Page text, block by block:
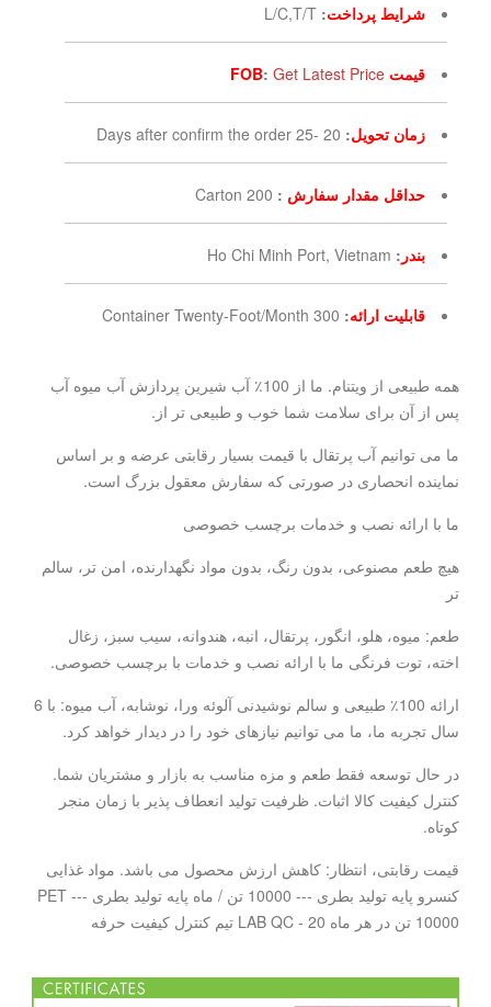
شرایط پرداخت:
L/C,T/T
قیمت FOB : Get Latest Price
زمان تحویل:
20 -25 Days after confirm the order
حداقل مقدار سفارش :
200 Carton
بندر :
Ho Chi Minh Port, Vietnam
قابلیت ارائه:
300 Container Twenty-Foot/Month
همه طبیعی از ویتنام. ما از 100٪ آب شیرین پردازش آب میوه آب
پس از آن برای سلامت شما خوب و طبیعی تر از.
ما می توانیم آب پرتقال با قیمت بسیار رقابتی عرضه و بر اساس
نماینده انحصاری در صورتی که سفارش معقول بزرگ است.
ما با ارائه نصب و خدمات برچسب خصوصی
هیچ طعم مصنوعی، بدون رنگ، بدون مواد نگهدارنده، امن تر، سالم
تر
طعم: میوه، هلو، انگور، پرتقال، انبه، هندوانه، سیب سبز، زغال
اخته، توت فرنگی ما با ارائه نصب و خدمات با برچسب خصوصی.
ارائه 100٪ طبیعی و سالم نوشیدنی آلوئه ورا، نوشابه، آب میوه: با 6
سال تجربه ما، ما می توانیم نیازهای خود را در دیدار خواهد کرد.
در حال توسعه فقط طعم و مزه مناسب به بازار و مشتریان شما.
کنترل کیفیت کالا اثبات. ظرفیت تولید انعطاف پذیر با زمان منجر
کوتاه.
قیمت رقابتی، انتظار: کاهش ارزش محصول می باشد. مواد غذایی
کنسرو پایه تولید بطری --- 10000 تن / ماه پایه تولید بطری PET ---
10000 تن در هر ماه LAB QC - 20 تیم کنترل کیفیت حرفه